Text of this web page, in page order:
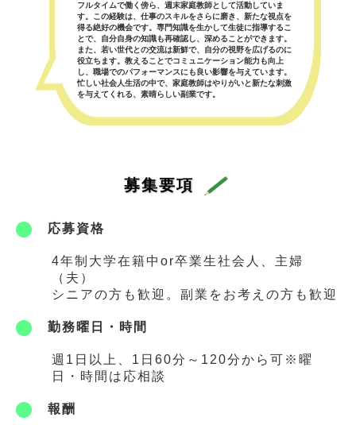
フルタイムで働く傍ら、週末家庭教師として活動していま
す。この経験は、仕事のスキルをさらに磨き、新たな視点を
得る絶好の機会です。専門知識を生かして生徒に指導するこ
とで、自分自身の知識も再確認し、深めることができます。
また、若い世代との交流は新鮮で、自分の視野を広げるのに
役立ちます。教えることでコミュニケーション能力も向上
し、職場でのパフォーマンスにも良い影響を与えています。
忙しい社会人生活の中で、家庭教師はやりがいと新たな刺激
を与えてくれる、素晴らしい副業です。
募集要項
応募資格
4年制大学在籍中or卒業生社会人、主婦
（夫）
シニアの方も歓迎。副業をお考えの方も歓迎
勤務曜日・時間
週1日以上、1日60分～120分から可※曜
日・時間は応相談
報酬